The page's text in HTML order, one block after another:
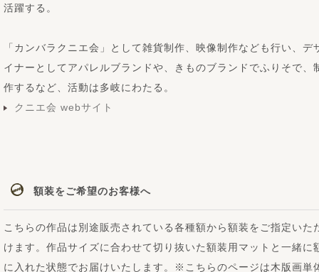
活躍する。
「カンバラクニエ会」として雑貨制作、映像制作なども行い、デ
イナーとしてアパレルブランドや、きものブランドでふりそで、
作するなど、活動は多岐にわたる。
クニエ会 webサイト
額装をご希望のお客様へ
こちらの作品は別途販売されている各種額から額装をご指定いた
けます。作品サイズに合わせて切り抜いた額装用マットと一緒に
に入れた状態でお届けいたします。※こちらのページは木版画単